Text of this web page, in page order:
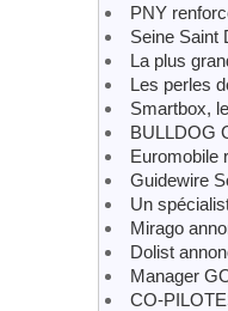
PNY
Seine Saint
La plus
Les perles
Smartbox,
BULLDOG
Euromobile
Guidewire
Un
Mirago
Dolist
Manager
CO-